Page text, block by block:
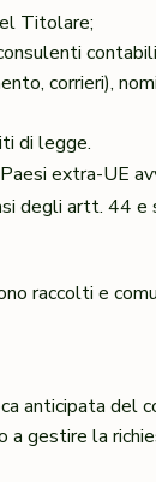
Titolare;
corrieri),
di legge.
extra-UE
degli artt. 44
raccolti e
anticipata del
gestire la